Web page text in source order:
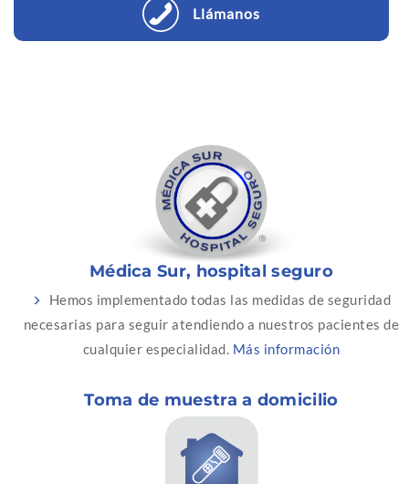
Llámanos
Médica Sur, hospital seguro
Hemos implementado todas las medidas de seguridad
necesarias para seguir atendiendo a nuestros pacientes de
cualquier especialidad. Más información
Toma de muestra a domicilio